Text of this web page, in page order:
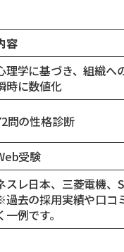
容
理学に基づき、組織へ
時に数値化
問の性格診断
受験
スレ日本、三菱電機、
去の採用実績や口コ
一例です。